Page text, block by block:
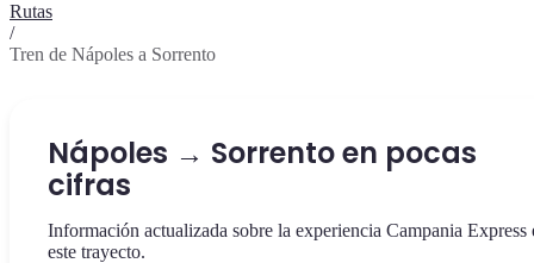
Rutas
/
Tren de Nápoles a Sorrento
Nápoles → Sorrento en pocas
cifras
Información actualizada sobre la experiencia Campania Express
este trayecto.